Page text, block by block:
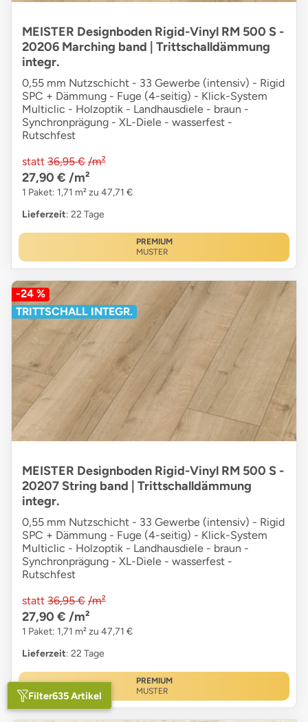
MEISTER Designboden Rigid-Vinyl RM 500 S -
20206 Marching band | Trittschalldämmung
integr.
0,55 mm Nutzschicht - 33 Gewerbe (intensiv) - Rigid
SPC + Dämmung - Fuge (4-seitig) - Klick-System
Multiclic - Holzoptik - Landhausdiele - braun -
Synchronprägung - XL-Diele - wasserfest -
Rutschfest
statt 36,95 € /m²
27,90 € /m²
1 Paket: 1,71 m² zu 47,71 €
Lieferzeit: 22 Tage
PREMIUM
MUSTER
-24 %
TRITTSCHALL INTEGR.
MEISTER Designboden Rigid-Vinyl RM 500 S -
20207 String band | Trittschalldämmung
integr.
0,55 mm Nutzschicht - 33 Gewerbe (intensiv) - Rigid
SPC + Dämmung - Fuge (4-seitig) - Klick-System
Multiclic - Holzoptik - Landhausdiele - braun -
Synchronprägung - XL-Diele - wasserfest -
Rutschfest
statt 36,95 € /m²
27,90 € /m²
1 Paket: 1,71 m² zu 47,71 €
Lieferzeit: 22 Tage
PREMIUM
MUSTER
Filter635 Artikel